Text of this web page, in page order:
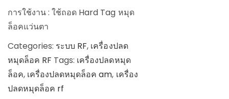
การใช้งาน : ใช้ถอด Hard Tag หมุด
ล็อคแว่นตา
Categories: ระบบ RF, เครื่องปลด
หมุดล็อค RF Tags: เครื่องปลดหมุด
ล็อค, เครื่องปลดหมุดล็อค am, เครื่อง
ปลดหมุดล็อค rf